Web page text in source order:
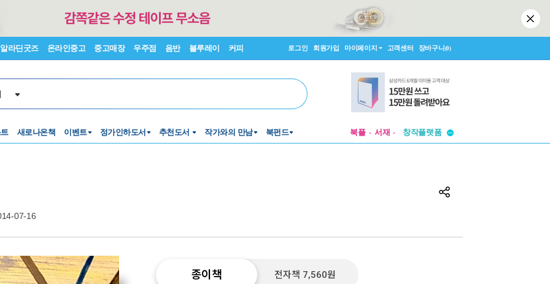
알라딘굿즈 온라인중고 중고매장 우주점 음반 블루레이 커피 로그인 회원가입 마이페이지 고객센터 장바구니(0)
새로나온책 이벤트 정가인하도서 추천도서 작가와의 만남 북펀드 북플 서재
창작플랫폼
07-16
종이책 전자책 7,560원